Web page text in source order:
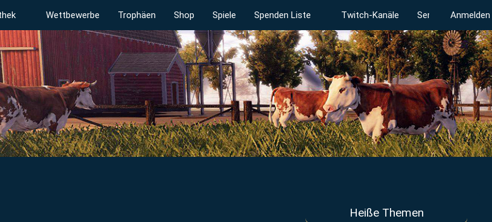
Wettbewerbe Trophäen Shop Spiele Spenden Liste Twitch-Kanäle ServerstatusAnmelden
Heiße Themen